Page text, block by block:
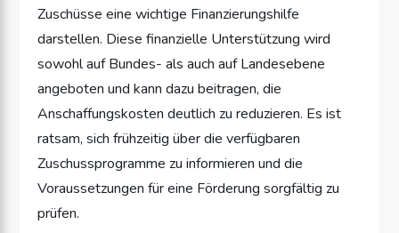
Zuschüsse eine wichtige Finanzierungshilfe
darstellen. Diese finanzielle Unterstützung wird
sowohl auf Bundes- als auch auf Landesebene
angeboten und kann dazu beitragen, die
Anschaffungskosten deutlich zu reduzieren. Es ist
ratsam, sich frühzeitig über die verfügbaren
Zuschussprogramme zu informieren und die
Voraussetzungen für eine Förderung sorgfältig zu
prüfen.